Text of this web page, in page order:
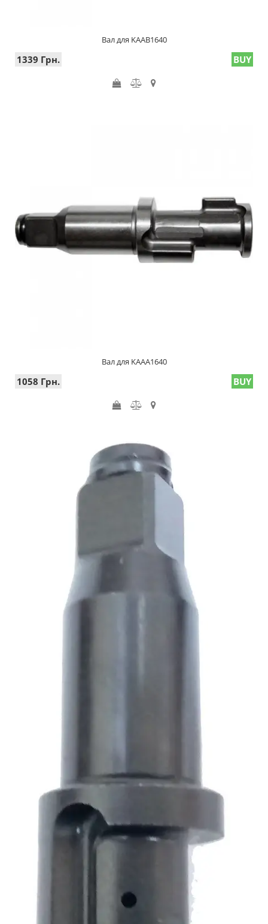
Вал для KAAB1640
1339 Грн. BUY
Вал для KAAA1640
1058 Грн. BUY